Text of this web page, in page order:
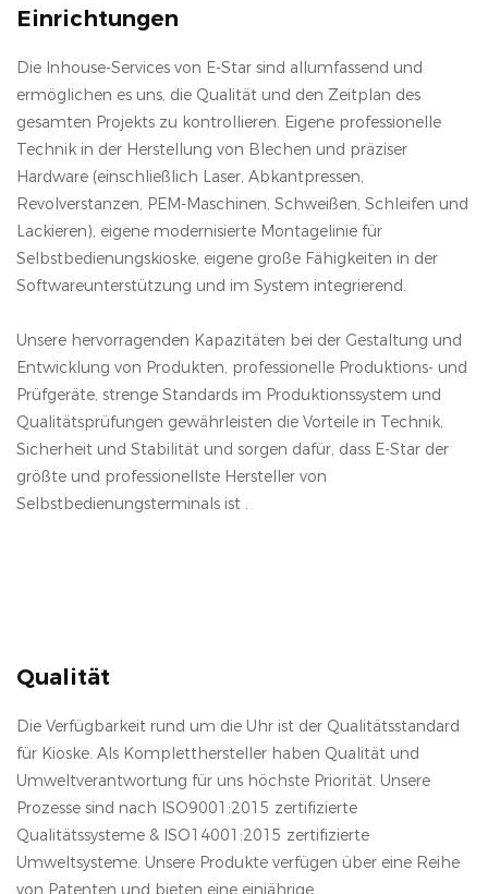
Einrichtungen
Die Inhouse-Services von E-Star sind allumfassend und
ermöglichen es uns, die Qualität und den Zeitplan des
gesamten Projekts zu kontrollieren. Eigene professionelle
Technik in der Herstellung von Blechen und präziser
Hardware (einschließlich Laser, Abkantpressen,
Revolverstanzen, PEM-Maschinen, Schweißen, Schleifen und
Lackieren), eigene modernisierte Montagelinie für
Selbstbedienungskioske, eigene große Fähigkeiten in der
Softwareunterstützung und im System integrierend.
Unsere hervorragenden Kapazitäten bei der Gestaltung und
Entwicklung von Produkten, professionelle Produktions- und
Prüfgeräte, strenge Standards im Produktionssystem und
Qualitätsprüfungen gewährleisten die Vorteile in Technik,
Sicherheit und Stabilität und sorgen dafür, dass E-Star der
größte und professionellste Hersteller von
Selbstbedienungsterminals ist .
Qualität
Die Verfügbarkeit rund um die Uhr ist der Qualitätsstandard
für Kioske. Als Kompletthersteller haben Qualität und
Umweltverantwortung für uns höchste Priorität. Unsere
Prozesse sind nach ISO9001:2015 zertifizierte
Qualitätssysteme & ISO14001:2015 zertifizierte
Umweltsysteme. Unsere Produkte verfügen über eine Reihe
von Patenten und bieten eine einjährige